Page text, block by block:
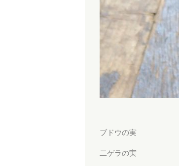
ブドウの実
二ゲラの実